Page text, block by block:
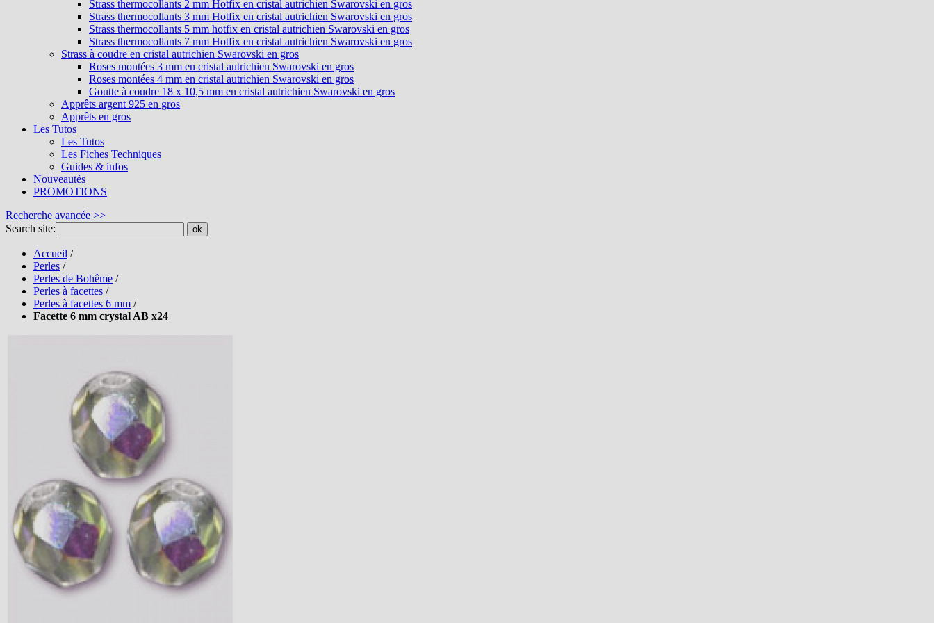
Strass thermocollants 2 mm Hotfix en cristal autrichien Swarovski en gros
Strass thermocollants 3 mm Hotfix en cristal autrichien Swarovski en gros
Strass thermocollants 5 mm hotfix en cristal autrichien Swarovski en gros
Strass thermocollants 7 mm Hotfix en cristal autrichien Swarovski en gros
Strass à coudre en cristal autrichien Swarovski en gros
Roses montées 3 mm en cristal autrichien Swarovski en gros
Roses montées 4 mm en cristal autrichien Swarovski en gros
Goutte à coudre 18 x 10,5 mm en cristal autrichien Swarovski en gros
Apprêts argent 925 en gros
Apprêts en gros
Les Tutos
Les Tutos
Les Fiches Techniques
Guides & infos
Nouveautés
PROMOTIONS
Recherche avancée >>
Search site:
ok
Accueil /
Perles /
Perles de Bohême /
Perles à facettes /
Perles à facettes 6 mm /
Facette 6 mm crystal AB x24